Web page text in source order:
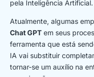
pela Inteligência Artificial.
Atualmente, algumas
Chat GPT em seus
ferramenta que está
IA vai substituir
tornar-se um auxílio na